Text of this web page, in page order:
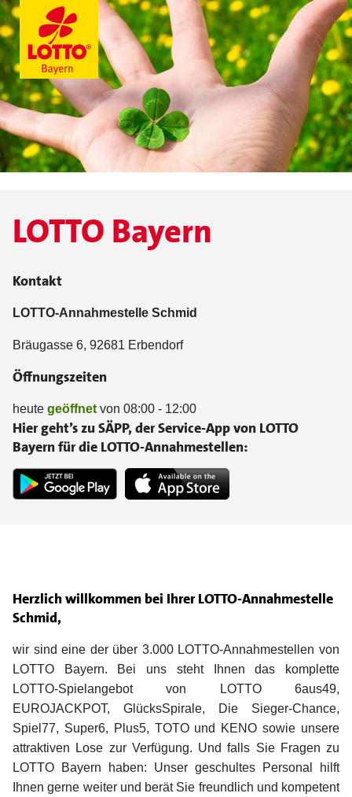
Herzlich willkommen bei Ihrer LOTTO-Annahmestelle
Schmid,
wir sind eine der über 3.000 LOTTO-Annahmestellen von
LOTTO Bayern. Bei uns steht Ihnen das komplette
LOTTO-Spielangebot von LOTTO 6aus49,
EUROJACKPOT, GlücksSpirale, Die Sieger-Chance,
Spiel77, Super6, Plus5, TOTO und KENO sowie unsere
attraktiven Lose zur Verfügung. Und falls Sie Fragen zu
LOTTO Bayern haben: Unser geschultes Personal hilft
Ihnen gerne weiter und berät Sie freundlich und kompetent
LOTTO Bayern
Kontakt
LOTTO-Annahmestelle Schmid
Bräugasse 6, 92681 Erbendorf
Öffnungszeiten
heute geöffnet von 08:00 - 12:00
Hier geht’s zu SÄPP, der Service-App von LOTTO
Bayern für die LOTTO-Annahmestellen: